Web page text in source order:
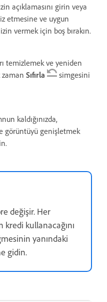
açıklamasını girin veya
etmesine ve uygun
vermek için boş bırakın.
temizlemek ve yeniden
Sıfırla
simgesini
kaldığınızda,
görüntüyü genişletmek
değişir. Her
kullanacağını
yanındaki
gidin.